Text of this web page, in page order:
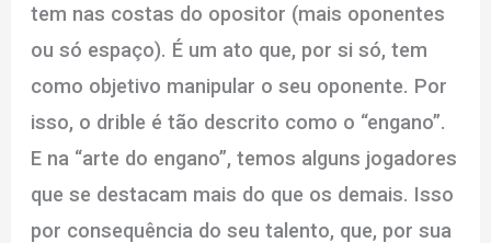
tem nas costas do opositor (mais oponentes
ou só espaço). É um ato que, por si só, tem
como objetivo manipular o seu oponente. Por
isso, o drible é tão descrito como o “engano”.
E na “arte do engano”, temos alguns jogadores
que se destacam mais do que os demais. Isso
por consequência do seu talento, que, por sua